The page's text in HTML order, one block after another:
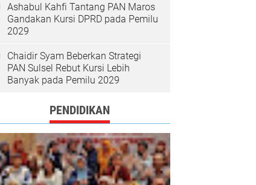
Ashabul Kahfi Tantang PAN Maros
Gandakan Kursi DPRD pada Pemilu
2029
Chaidir Syam Beberkan Strategi
PAN Sulsel Rebut Kursi Lebih
Banyak pada Pemilu 2029
PENDIDIKAN